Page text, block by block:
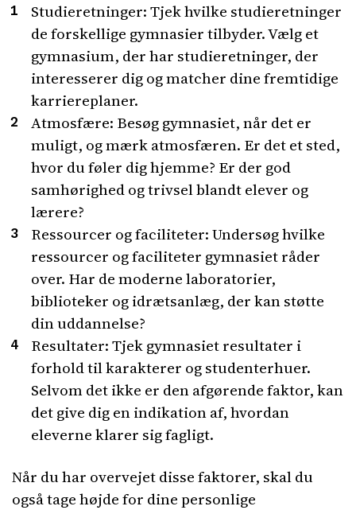
Studieretninger: Tjek hvilke studieretninger
de forskellige gymnasier tilbyder. Vælg et
gymnasium, der har studieretninger, der
interesserer dig og matcher dine fremtidige
karriereplaner.
Atmosfære: Besøg gymnasiet, når det er
muligt, og mærk atmosfæren. Er det et sted,
hvor du føler dig hjemme? Er der god
samhørighed og trivsel blandt elever og
lærere?
Ressourcer og faciliteter: Undersøg hvilke
ressourcer og faciliteter gymnasiet råder
over. Har de moderne laboratorier,
biblioteker og idrætsanlæg, der kan støtte
din uddannelse?
Resultater: Tjek gymnasiet resultater i
forhold til karakterer og studenterhuer.
Selvom det ikke er den afgørende faktor, kan
det give dig en indikation af, hvordan
eleverne klarer sig fagligt.
Når du har overvejet disse faktorer, skal du
også tage højde for dine personlige